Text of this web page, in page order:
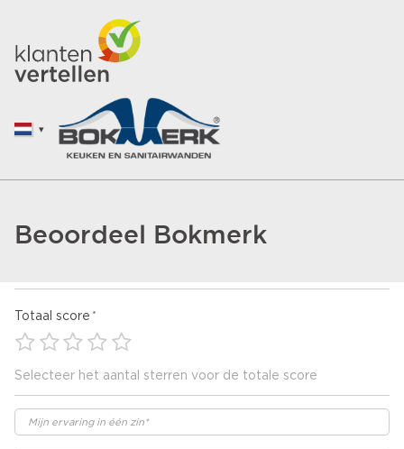
Beoordeel Bokmerk
Totaal score
Selecteer het aantal sterren voor de totale score